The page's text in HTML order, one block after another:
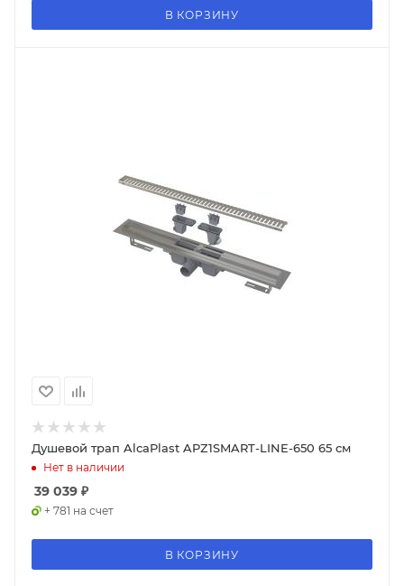
В КОРЗИНУ
Душевой трап AlcaPlast APZ1SMART-LINE-650 65 см
Нет в наличии
39 039 ₽
+ 781 на счет
В КОРЗИНУ